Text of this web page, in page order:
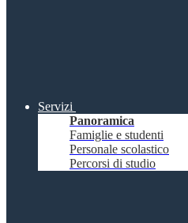
Servizi
Panoramica
Famiglie e studenti
Personale scolastico
Percorsi di studio